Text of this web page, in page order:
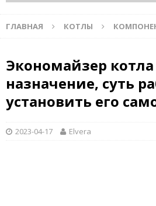
ГЛАВНАЯ КОТЛЫ
Экономайзер
назначение, суть
установить его
2023-04-17 Elvera